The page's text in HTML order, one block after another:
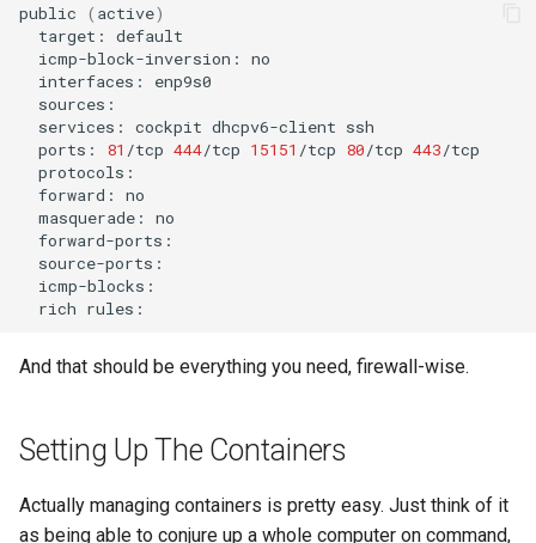
public ( active)
target:
icmp-block-inversion:
interfaces:
services:
cockpit dhcpv6-client
ports:
81 /tcp 444/tcp 15151 /tcp 80/tcp 443
forward:
masquerade:
rich
And that should be everything you need, firewall-wise.
Setting Up The Containers
Actually managing containers is pretty easy. Just think of it
as being able to conjure up a whole computer on command,